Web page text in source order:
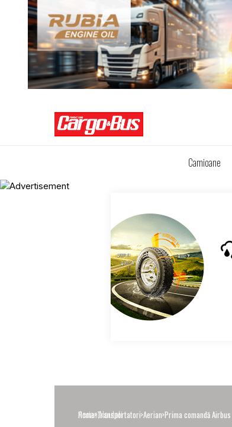
Camioane
Home Transportatori Aerian Prima comandă
AerianNoutati